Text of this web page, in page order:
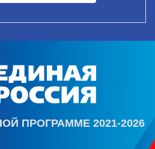
ПРОГРАММЕ 2021-2026